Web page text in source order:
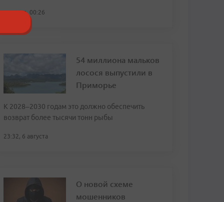
сегодня, 00:26
54 миллиона мальков
лосося выпустили в
Приморье
К 2028–2030 годам это должно обеспечить
возврат более тысячи тонн рыбы
23:32, 6 августа
О новой схеме
мошенников